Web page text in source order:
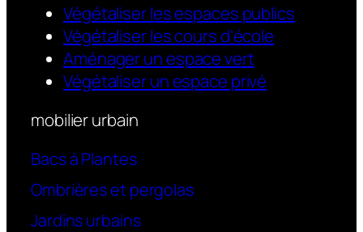
Végétaliser les espaces publics
Végétaliser les cours d’école
Aménager un espace vert
Végétaliser un espace privé
mobilier urbain
Bacs à Plantes
Ombrières et pergolas
Jardins urbains